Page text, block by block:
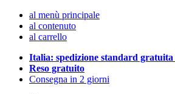
al menù principale
al contenuto
al carrello
Italia: spedizione standard gratuita
Reso gratuito
Consegna in 2 giorni